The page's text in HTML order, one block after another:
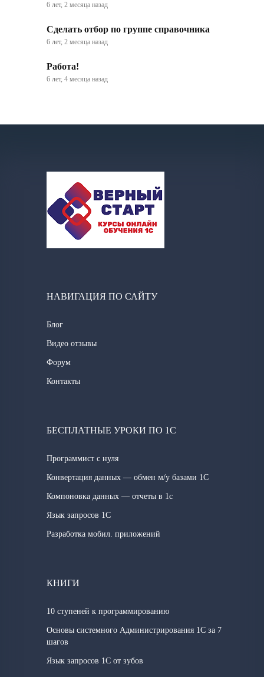
6 лет, 2 месяца назад
Сделать отбор по группе справочника
6 лет, 2 месяца назад
Работа!
6 лет, 4 месяца назад
НАВИГАЦИЯ ПО САЙТУ
Блог
Видео отзывы
Форум
Контакты
БЕСПЛАТНЫЕ УРОКИ ПО 1С
Программист с нуля
Конвертация данных — обмен м/у базами 1С
Компоновка данных — отчеты в 1с
Язык запросов 1C
Разработка мобил. приложений
КНИГИ
10 ступеней к программированию
Основы системного Администрирования 1С за 7
шагов
Язык запросов 1С от зубов